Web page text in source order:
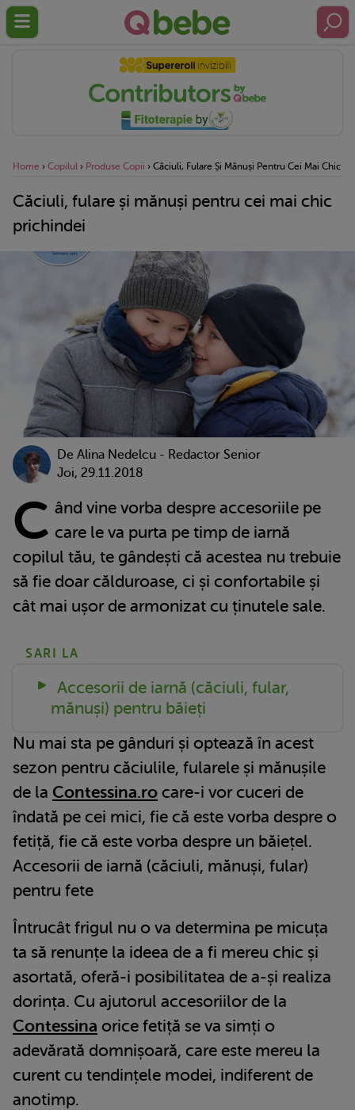
Home › Copilul › Produse Copii › Căciuli, Fulare Și Mănuși Pentru Cei Mai Chic
Căciuli, fulare și mănuși pentru cei mai chic
prichindei
De Alina Nedelcu - Redactor Senior
Joi, 29.11.2018
C ând vine vorba despre accesoriile pe
care le va purta pe timp de iarnă
copilul tău, te gândești că acestea nu trebuie
să fie doar călduroase, ci și confortabile și
cât mai ușor de armonizat cu ținutele sale.
SARI LA
Accesorii de iarnă (căciuli, fular,
mănuși) pentru băieți
Nu mai sta pe gânduri și optează în acest
sezon pentru căciulile, fularele și mănușile
de la Contessina.ro care-i vor cuceri de
îndată pe cei mici, fie că este vorba despre o
fetiță, fie că este vorba despre un băiețel.
Accesorii de iarnă (căciuli, mănuși, fular)
pentru fete
Întrucât frigul nu o va determina pe micuța
ta să renunțe la ideea de a fi mereu chic și
asortată, oferă-i posibilitatea de a-și realiza
dorința. Cu ajutorul accesoriilor de la
Contessina orice fetiță se va simți o
adevărată domnișoară, care este mereu la
curent cu tendințele modei, indiferent de
anotimp.